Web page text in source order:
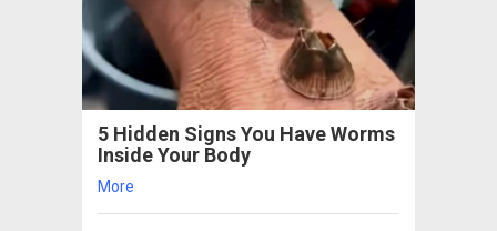
5 Hidden Signs You Have Worms
Inside Your Body
More